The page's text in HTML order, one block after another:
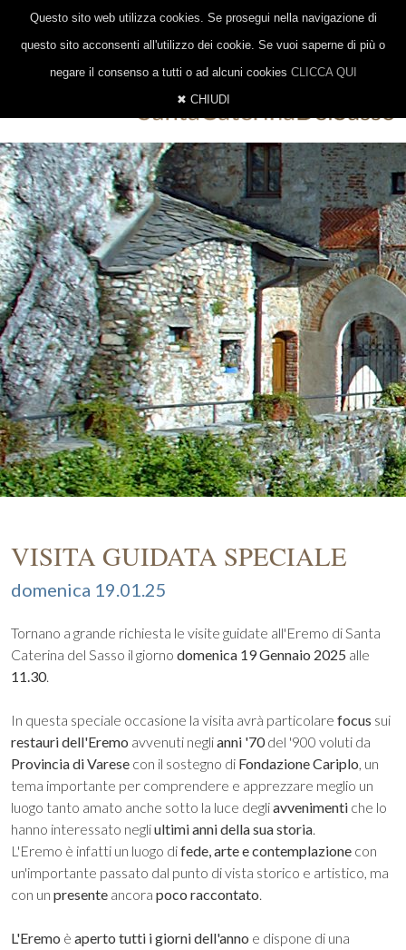
0332 647014 | 328 8377206 |
INFO@EREMOSANTACATERINA.IT
ITALIANO
INGLESE TEDESCO
VISITA GUIDATA SPECIALE
domenica 19.01.25
Tornano a grande richiesta le visite guidate all'Eremo di Santa
Caterina del Sasso il giorno domenica 19 Gennaio 2025 alle
11.30.
In questa speciale occasione la visita avrà particolare focus sui
restauri dell'Eremo avvenuti neglianni '70del '900 voluti da
Provincia di Varese con il sostegno di Fondazione Cariplo, un
tema importante per comprendere e apprezzare meglio un
luogo tanto amato anche sotto la luce degliavvenimenti che lo
hanno interessato negliultimi anni della sua storia.
L'Eremo è infatti un luogo difede, arte e contemplazione con
un'importante passato dal punto di vista storico e artistico, ma
con un presente ancora poco raccontato.
L'Eremo è aperto tutti i giorni dell'anno e dispone di una
Questo sito web utilizza cookies. Se prosegui nella navigazione di
questo sito acconsenti all'utilizzo dei cookie. Se vuoi saperne di più o
negare il consenso a tutti o ad alcuni cookies CLICCA QUI
✖ CHIUDI